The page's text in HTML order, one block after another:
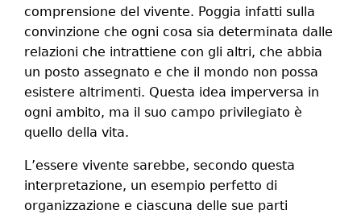
comprensione del vivente. Poggia infatti sulla
convinzione che ogni cosa sia determinata dalle
relazioni che intrattiene con gli altri, che abbia
un posto assegnato e che il mondo non possa
esistere altrimenti. Questa idea imperversa in
ogni ambito, ma il suo campo privilegiato è
quello della vita.
L’essere vivente sarebbe, secondo questa
interpretazione, un esempio perfetto di
organizzazione e ciascuna delle sue parti